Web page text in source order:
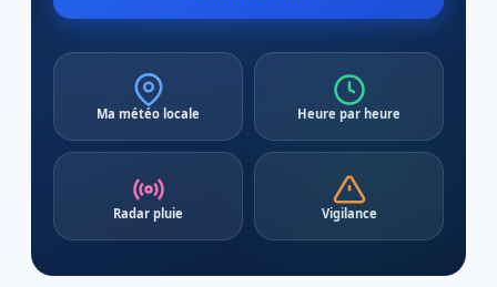
Ma météo locale Heure par heure
Radar pluie Vigilance